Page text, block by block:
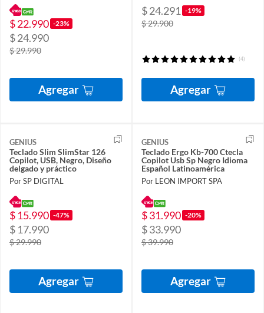
$ 22.990 -23%
$ 24.990
$ 29.990
Agregar
$ 24.291 -19%
$ 29.900
(4)
Agregar
GENIUS
Teclado Slim SlimStar 126
Copilot, USB, Negro, Diseño
delgado y práctico
Por SP DIGITAL
$ 15.990 -47%
$ 17.990
$ 29.990
Agregar
GENIUS
Teclado Ergo Kb-700 Ctecla
Copilot Usb Sp Negro Idioma
Español Latinoamérica
Por LEON IMPORT SPA
$ 31.990 -20%
$ 33.990
$ 39.990
Agregar